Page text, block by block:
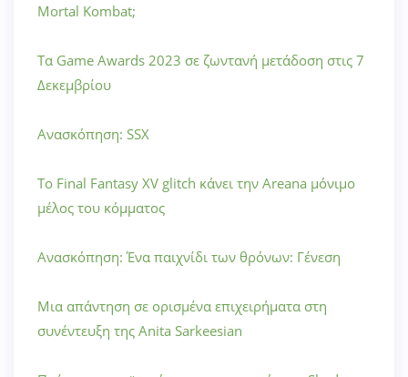
Mortal Kombat;
Τα Game Awards 2023 σε ζωντανή μετάδοση στις 7
Δεκεμβρίου
Ανασκόπηση: SSX
Το Final Fantasy XV glitch κάνει την Areana μόνιμο
μέλος του κόμματος
Ανασκόπηση: Ένα παιχνίδι των θρόνων: Γένεση
Μια απάντηση σε ορισμένα επιχειρήματα στη
συνέντευξη της Anita Sarkeesian